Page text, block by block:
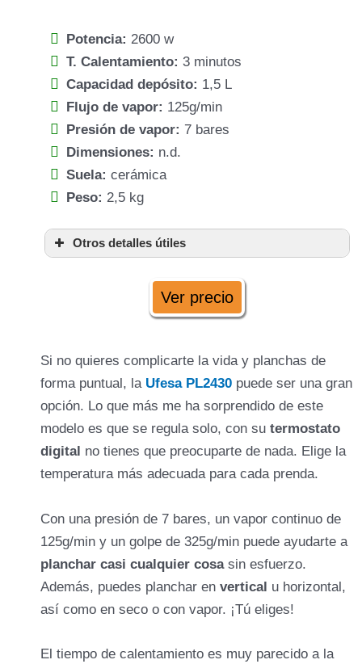
Potencia: 2600 w
T. Calentamiento: 3 minutos
Capacidad depósito: 1,5 L
Flujo de vapor: 125g/min
Presión de vapor: 7 bares
Dimensiones: n.d.
Suela: cerámica
Peso: 2,5 kg
Otros detalles útiles
apaga automáticamente
Ver precio
Si no quieres complicarte la vida y planchas de
forma puntual, la Ufesa PL2430 puede ser una gran
opción. Lo que más me ha sorprendido de este
modelo es que se regula solo, con su termostato
digital no tienes que preocuparte de nada. Elige la
temperatura más adecuada para cada prenda.
Con una presión de 7 bares, un vapor continuo de
125g/min y un golpe de 325g/min puede ayudarte a
planchar casi cualquier cosasin esfuerzo.
Además, puedes planchar en vertical u horizontal,
así como en seco o con vapor. ¡Tú eliges!
El tiempo de calentamiento es muy parecido a la